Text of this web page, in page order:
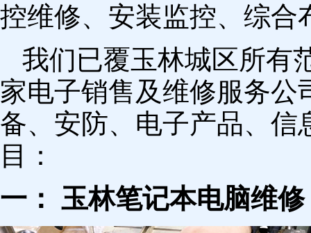
控维修、安装监控、综合
我们已覆玉林城区所有
家电子销售及维修服务公
备、安防、电子产品、信
目：
一： 玉林笔记本电脑维修